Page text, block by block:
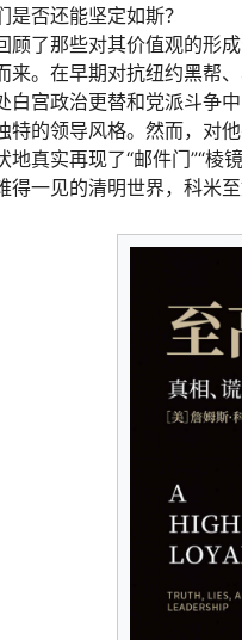
是否还能坚定如斯？
顾了那些对其价值观的形
来。在早期对抗纽约黑帮
白宫政治更替和党派斗争
特的领导风格。然而，对
地真实再现了“邮件门”“棱
得一见的清明世界，科米